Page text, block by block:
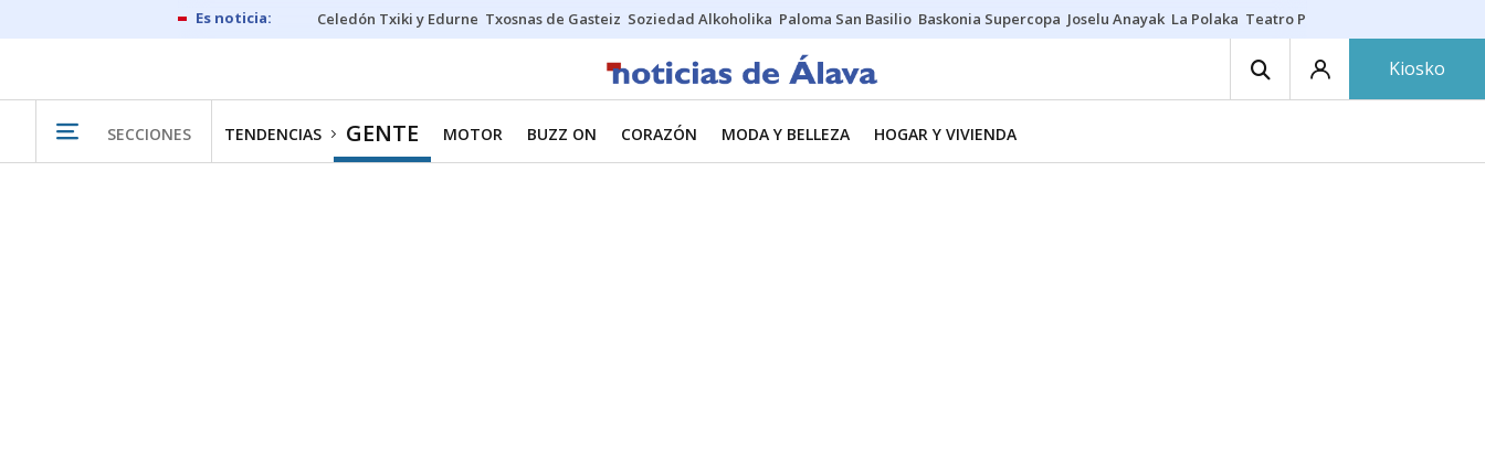
Celedón Txiki y Edurne Txosnas de Gasteiz Soziedad Alkoholika Paloma San Basilio Baskonia Supercopa Joselu Anayak La Polaka Teatro Principal
Kiosko
SECCIONES TENDENCIAS GENTE MOTOR BUZZ ON CORAZÓN MODA Y BELLEZA HOGAR Y VIVIENDA